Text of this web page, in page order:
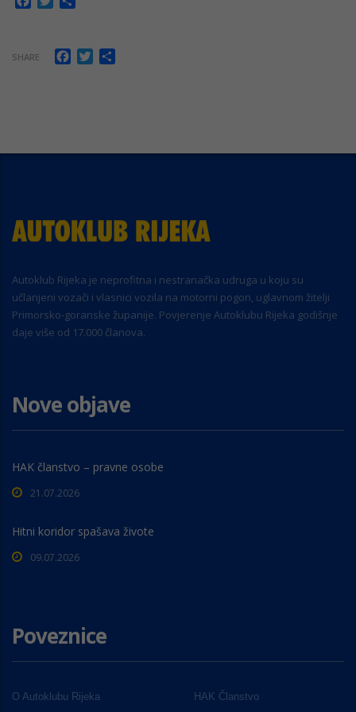
SHARE Facebook
Twitter
Autoklub Rijeka je neprofitna i nestranačka udruga u koju su
učlanjeni vozači i vlasnici vozila na motorni pogon, uglavnom žitelji
Primorsko-goranske županije. Povjerenje Autoklubu Rijeka godišnje
daje više od 17.000 članova.
Nove objave
HAK članstvo – pravne osobe
21.07.2026
Hitni koridor spašava živote
09.07.2026
Poveznice
O Autoklubu Rijeka HAK Članstvo